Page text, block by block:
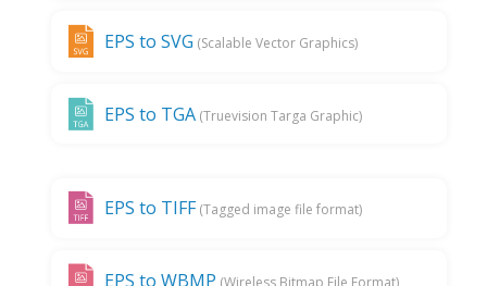
EPS to SVG (Scalable Vector Graphics)
EPS to TGA (Truevision Targa Graphic)
EPS to TIFF (Tagged image file format)
EPS to WBMP